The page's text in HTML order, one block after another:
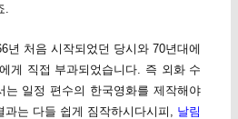
년 처음 시작되었던 당시와 70년대에
게 직접 부과되었습니다. 즉 외화 수
는 일정 편수의 한국영화를 제작해야
는 다들 쉽게 짐작하시다시피, 날림